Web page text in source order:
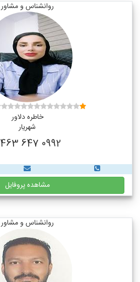
روانشناس و مشاور
خاطره دلاور
شهریار
0992 647 5463
مشاهده پروفایل
روانشناس و مشاور